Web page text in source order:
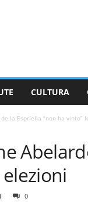
CULTURA
la Espriella “non ha vinto”
0